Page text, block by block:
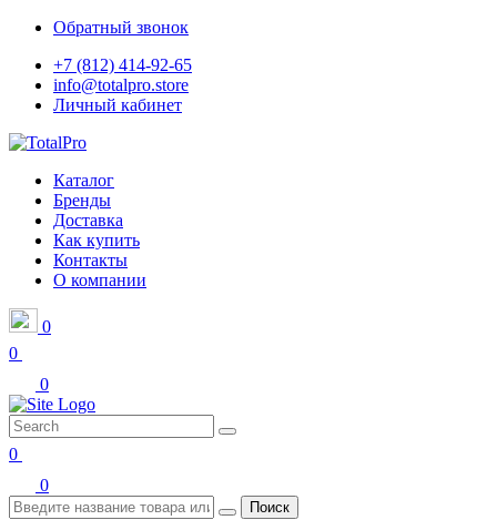
Обратный звонок
+7 (812) 414-92-65
info@totalpro.store
Личный кабинет
Каталог
Бренды
Доставка
Как купить
Контакты
О компании
0
0
0
0
0
Поиск